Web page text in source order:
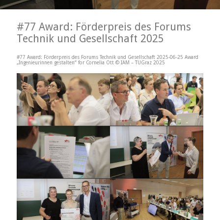
#77 Award: Förderpreis des Forums
Technik und Gesellschaft 2025
#77 Award: Förderpreis des Forums Technik und Gesellschaft 2025-06-25 Award
„Ingenieurinnen gestalten“ for Cornelia Ott © IAM – TUGraz 2025